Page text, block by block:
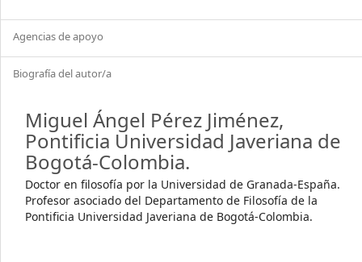
Agencias de apoyo
Biografía del autor/a
Miguel Ángel Pérez Jiménez,
Pontificia Universidad Javeriana de
Bogotá-Colombia.
Doctor en filosofía por la Universidad de Granada-España.
Profesor asociado del Departamento de Filosofía de la
Pontificia Universidad Javeriana de Bogotá-Colombia.